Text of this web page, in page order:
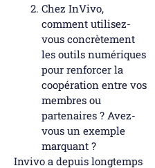
Chez InVivo,
comment utilisez-
vous concrètement
les outils numériques
pour renforcer la
coopération entre vos
membres ou
partenaires ? Avez-
vous un exemple
marquant ?
Invivo a depuis longtemps